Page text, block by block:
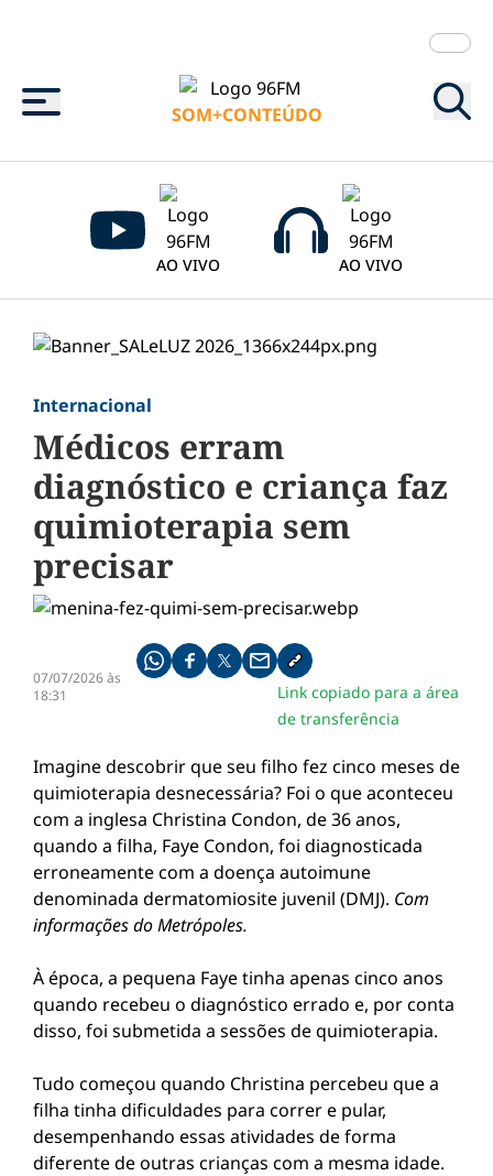
Menu
SOM+CONTEÚDO
AO VIVO AO VIVO
Internacional
Médicos erram
diagnóstico e criança faz
quimioterapia sem
precisar
07/07/2026 às
18:31
Compartilhe pelo whatsapp
Compartilhar no facebook
Compartilhar no twitter
Compartilhe pelo email
Copiar link da notícia
Link copiado para a área
de transferência
Imagine descobrir que seu filho fez cinco meses de
quimioterapia desnecessária? Foi o que aconteceu
com a inglesa Christina Condon, de 36 anos,
quando a filha, Faye Condon, foi diagnosticada
erroneamente com a doença autoimune
denominada dermatomiosite juvenil (DMJ). Com
informações do Metrópoles.
À época, a pequena Faye tinha apenas cinco anos
quando recebeu o diagnóstico errado e, por conta
disso, foi submetida a sessões de quimioterapia.
Tudo começou quando Christina percebeu que a
filha tinha dificuldades para correr e pular,
desempenhando essas atividades de forma
diferente de outras crianças com a mesma idade.